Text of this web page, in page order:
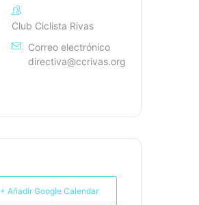
Club Ciclista Rivas
Correo electrónico
directiva@ccrivas.org
+ Añadir Google Calendar